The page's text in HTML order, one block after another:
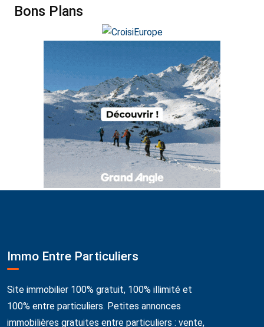
Bons Plans
Immo Entre Particuliers
Site immobilier 100% gratuit, 100% illimité et
100% entre particuliers. Petites annonces
immobilières gratuites entre particuliers : vente,